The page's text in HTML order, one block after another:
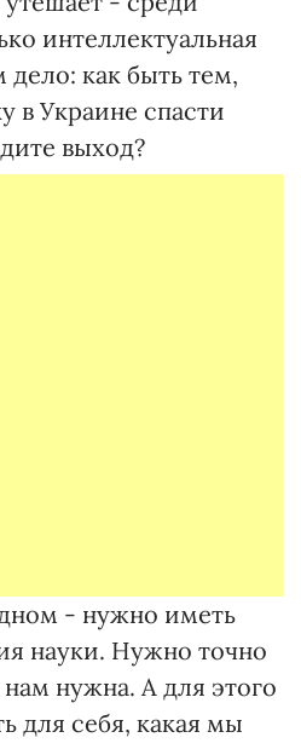
интеллектуальная
дело: как быть тем,
в Украине спасти
выход?
- нужно иметь
науки. Нужно точно
нам нужна. А для этого
для себя, какая мы